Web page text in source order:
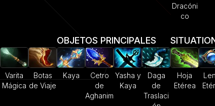
Dracóni
co
Varita
Mágica
Botas
de Viaje
OBJETOS PRINCIPALES
Kaya
Cetro
de
Aghanim
Yasha y
Kaya
Daga
de
Traslaci
Hoja
Etérea